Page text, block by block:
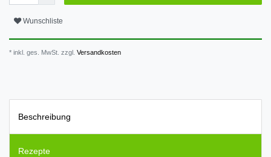
Wunschliste
* inkl. ges. MwSt. zzgl. Versandkosten
Beschreibung
Rezepte